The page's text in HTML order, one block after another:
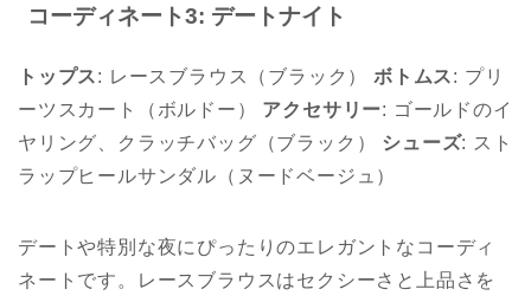
コーディネート3: デートナイト
トップス: レースブラウス（ブラック） ボトムス: プリ
ーツスカート（ボルドー） アクセサリー: ゴールドのイ
ヤリング、クラッチバッグ（ブラック）
シューズ: スト
ラップヒールサンダル（ヌードベージュ）
デートや特別な夜にぴったりのエレガントなコーディ
ネートです。レースブラウスはセクシーさと上品さを